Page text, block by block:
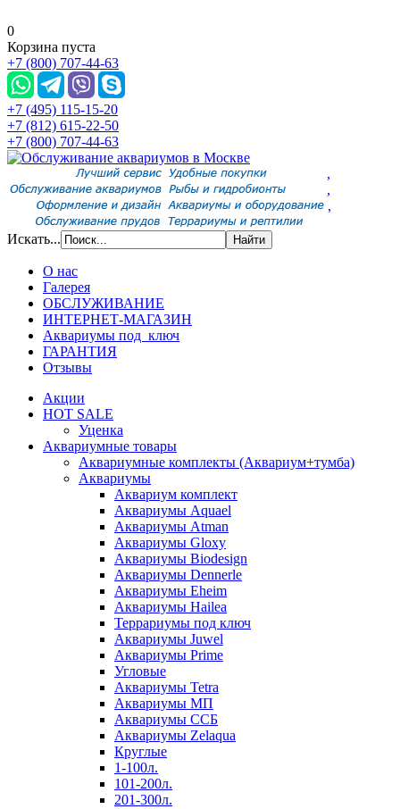
0
Корзина пуста
+7 (800) 707-44-63
+7 (495) 115-15-20
+7 (812) 615-22-50
+7 (800) 707-44-63
,
,
,
Искать...
О нас
Галерея
ОБСЛУЖИВАНИЕ
ИНТЕРНЕТ-МАГАЗИН
Аквариумы под ключ
ГАРАНТИЯ
Отзывы
Акции
HOT SALE
Уценка
Аквариумные товары
Аквариумные комплекты (Аквариум+тумба)
Аквариумы
Аквариум комплект
Аквариумы Aquael
Аквариумы Atman
Аквариумы Gloxy
Аквариумы Biodesign
Аквариумы Dennerle
Аквариумы Eheim
Аквариумы Hailea
Террариумы под ключ
Аквариумы Juwel
Аквариумы Prime
Угловые
Аквариумы Tetra
Аквариумы МП
Аквариумы ССБ
Аквариумы Zelaqua
Круглые
1-100л.
101-200л.
201-300л.